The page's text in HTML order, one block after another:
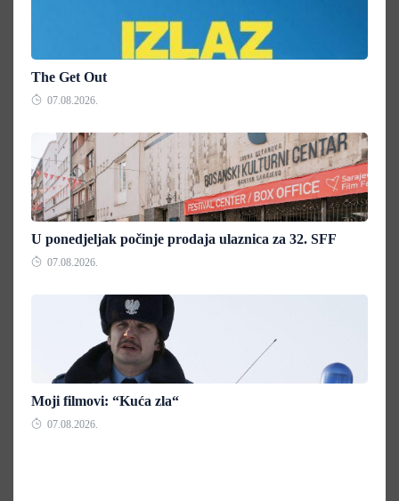
The Get Out
07.08.2026.
U ponedjeljak počinje prodaja ulaznica za 32. SFF
07.08.2026.
Moji filmovi: “Kuća zla“
07.08.2026.